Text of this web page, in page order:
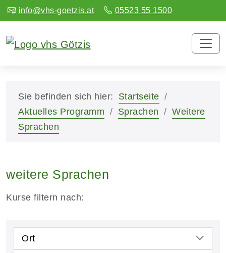
info@vhs-goetzis.at 05523 55 1500
Sie befinden sich hier:
Startseite
Aktuelles Programm
Sprachen
Weitere
Sprachen
weitere Sprachen
Kurse filtern nach:
Ort